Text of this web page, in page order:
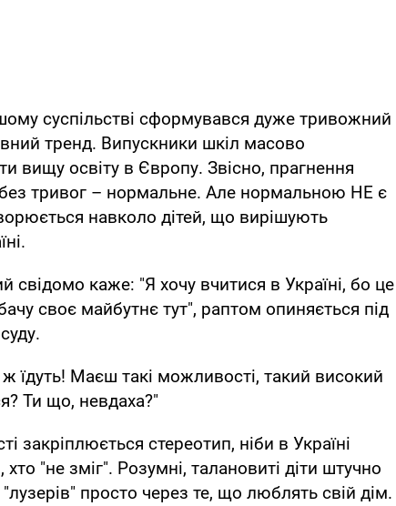
суспільстві сформувався дуже тривожний
тренд. Випускники шкіл масово
вищу освіту в Європу. Звісно, прагнення
без тривог – нормальне. Але нормальною НЕ є
навколо дітей, що вирішують
свідомо каже: "Я хочу вчитися в Україні, бо це
своє майбутнє тут", раптом опиняється під
їдуть! Маєш такі можливості, такий високий
Ти що, невдаха?"​
закріплюється стереотип, ніби в Україні
"не зміг". Розумні, талановиті діти штучно
просто через те, що люблять свій дім.